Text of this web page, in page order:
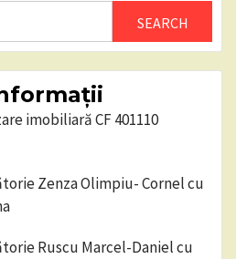
imobiliară CF 401110
Zenza Olimpiu- Cornel cu
Ruscu Marcel-Daniel cu